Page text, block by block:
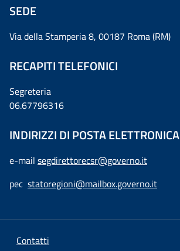
SEDE
Via della Stamperia 8, 00187 Roma (RM)
RECAPITI TELEFONICI
Segreteria
06.67796316
INDIRIZZI DI POSTA ELETTRONICA
e-mail segdirettorecsr@governo.it
pec statoregioni@mailbox.governo.it
Contatti